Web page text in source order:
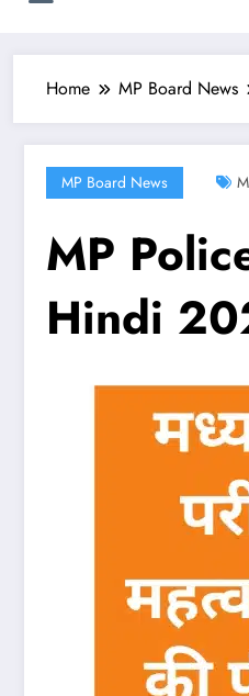
Home MP Board News
MP Board News
MP
Hindi